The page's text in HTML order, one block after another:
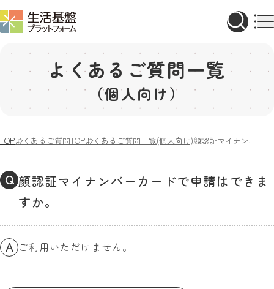
よくあるご質問一覧
（個人向け）
TOPよくあるご質問TOPよくあるご質問一覧(個人向け)顔認証マイナンバー
Q 顔認証マイナンバーカードで申請はできま
すか。
A ご利用いただけません。